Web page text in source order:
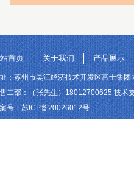
首页 关于我们 产品展示
：苏州市吴江经济技术开发区富士集
二部：（张先生）18012700625 技术
号：苏ICP备20026012号